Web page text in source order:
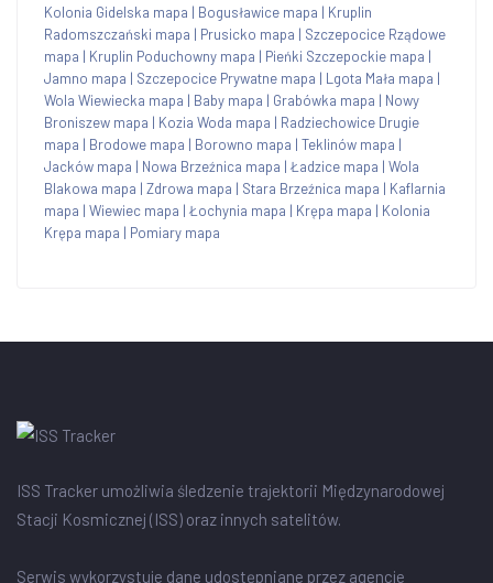
Kolonia Gidelska mapa | Bogusławice mapa | Kruplin
Radomszczański mapa | Prusicko mapa | Szczepocice Rządowe
mapa | Kruplin Poduchowny mapa | Pieńki Szczepockie mapa |
Jamno mapa | Szczepocice Prywatne mapa | Lgota Mała mapa |
Wola Wiewiecka mapa | Baby mapa | Grabówka mapa | Nowy
Broniszew mapa | Kozia Woda mapa | Radziechowice Drugie
mapa | Brodowe mapa | Borowno mapa | Teklinów mapa |
Jacków mapa | Nowa Brzeźnica mapa | Ładzice mapa | Wola
Blakowa mapa | Zdrowa mapa | Stara Brzeźnica mapa | Kaflarnia
mapa | Wiewiec mapa | Łochynia mapa | Krępa mapa | Kolonia
Krępa mapa | Pomiary mapa
ISS Tracker umożliwia śledzenie trajektorii Międzynarodowej
Stacji Kosmicznej (ISS) oraz innych satelitów.
Serwis wykorzystuje dane udostępniane przez agencje